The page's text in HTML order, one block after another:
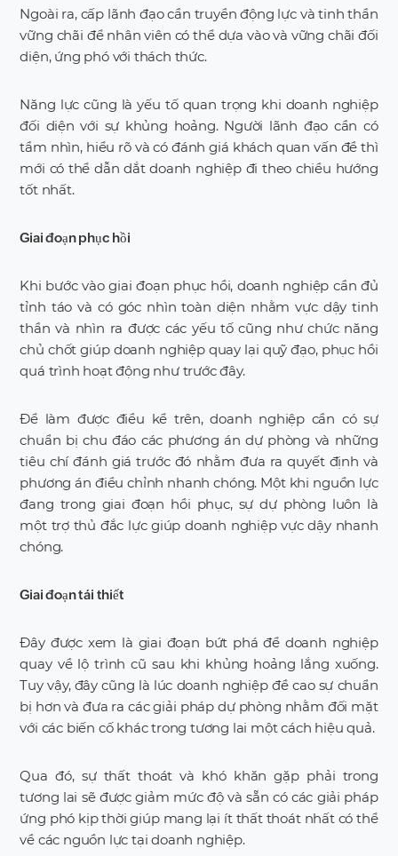
Ngoài ra, cấp lãnh đạo cần truyền động lực và tinh thần
vững chãi để nhân viên có thể dựa vào và vững chãi đối
diện, ứng phó với thách thức.
Năng lực cũng là yếu tố quan trọng khi doanh nghiệp
đối diện với sự khủng hoảng. Người lãnh đạo cần có
tầm nhìn, hiểu rõ và có đánh giá khách quan vấn đề thì
mới có thể dẫn dắt doanh nghiệp đi theo chiều hướng
tốt nhất.
Giai đoạn phục hồi
Khi bước vào giai đoạn phục hồi, doanh nghiệp cần đủ
tỉnh táo và có góc nhìn toàn diện nhằm vực dậy tinh
thần và nhìn ra được các yếu tố cũng như chức năng
chủ chốt giúp doanh nghiệp quay lại quỹ đạo, phục hồi
quá trình hoạt động như trước đây.
Để làm được điều kể trên, doanh nghiệp cần có sự
chuẩn bị chu đáo các phương án dự phòng và những
tiêu chí đánh giá trước đó nhằm đưa ra quyết định và
phương án điều chỉnh nhanh chóng. Một khi nguồn lực
đang trong giai đoạn hồi phục, sự dự phòng luôn là
một trợ thủ đắc lực giúp doanh nghiệp vực dậy nhanh
chóng.
Giai đoạn tái thiết
Đây được xem là giai đoạn bứt phá để doanh nghiệp
quay về lộ trình cũ sau khi khủng hoảng lắng xuống.
Tuy vậy, đây cũng là lúc doanh nghiệp đề cao sự chuẩn
bị hơn và đưa ra các giải pháp dự phòng nhằm đối mặt
với các biến cố khác trong tương lai một cách hiệu quả.
Qua đó, sự thất thoát và khó khăn gặp phải trong
tương lai sẽ được giảm mức độ và sẵn có các giải pháp
ứng phó kịp thời giúp mang lại ít thất thoát nhất có thể
về các nguồn lực tại doanh nghiệp.